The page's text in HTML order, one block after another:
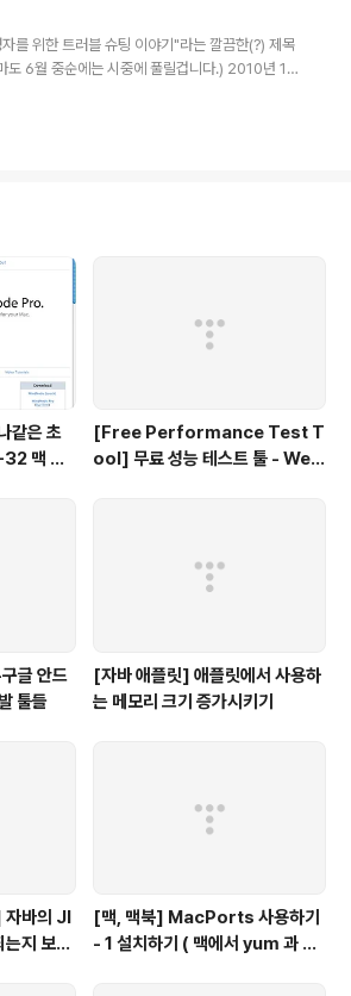
를 위한 트러블 슈팅 이야기"라는 깔끔한(?) 제목
도 6월 중순에는 시중에 풀릴겁니다.) 2010년 1
다시 정리하기 시작하여 집필한 책이다. 이번 주
는 방법 - 장애 유형에 따른 진단 절차 뭐 울트라
지니어는 다 알고 있는 내용이므로 보실..
같은 초
32 맥 사
[Free Performance Test T
ool] 무료 성능 테스트 툴 - Web
글 안드
툴들
[자바 애플릿] 애플릿에서 사용하
는 메모리 크기 증가시키기
바의 JI
지 보고
[맥, 맥북] MacPorts 사용하기
- 1 설치하기 ( 맥에서 yum 과 같